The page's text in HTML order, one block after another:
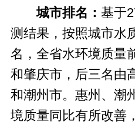
城市排名： 基于
测结果，按照城市水
名，全省水环境质量
和肇庆市，后三名由
和潮州市。惠州、潮
境质量同比有所改善